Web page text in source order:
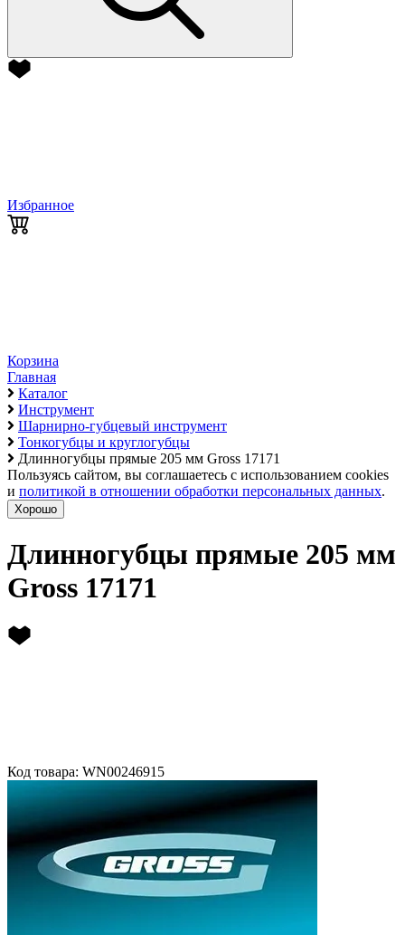
Избранное
Корзина
Главная
Каталог
Инструмент
Шарнирно-губцевый инструмент
Тонкогубцы и круглогубцы
Длинногубцы прямые 205 мм Gross 17171
Пользуясь сайтом, вы соглашаетесь с использованием cookies
и политикой в отношении обработки персональных данных.
Хорошо
Длинногубцы прямые 205 мм
Gross 17171
Код товара: WN00246915